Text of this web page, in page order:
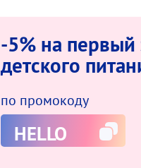
Школа мам
Оферта интернет-
Политика
-5% на первый
детского
по промокоду
HELLO